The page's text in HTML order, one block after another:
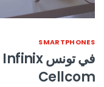
SMARTPHONES
Cellcom